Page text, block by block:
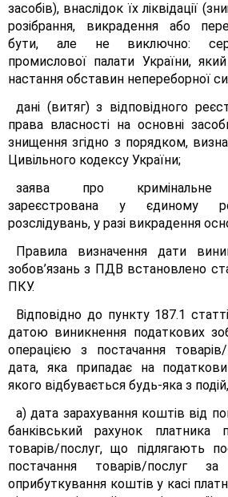
засобів), внаслідок їх ліквідації
розібрання, викрадення або
бути, але не виключно:
промислової палати України,
настання обставин непереборної
дані (витяг) з відповідного
права власності на основні
знищення згідно з порядком,
Цивільного кодексу України;
заява про кримінальне
зареєстрована у єдиному
розслідувань, у разі викрадення
Правила визначення дати
зобов’язань з ПДВ встановлено
ПКУ.
Відповідно до пункту 187.1
датою виникнення податкових
операцією з постачання
дата, яка припадає на
якого відбувається будь-яка з
а) дата зарахування коштів від
банківський рахунок платника
товарів/послуг, що підлягають
постачання товарів/послуг
оприбуткування коштів у касі